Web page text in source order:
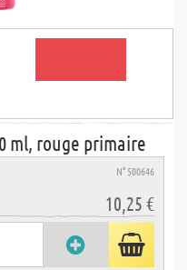
ml, rouge primaire
N° 500646
10,25 €